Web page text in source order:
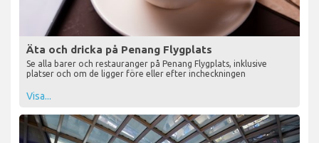
Äta och dricka på Penang Flygplats
Se alla barer och restauranger på Penang Flygplats, inklusive
platser och om de ligger före eller efter incheckningen
Visa...